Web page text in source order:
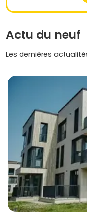
Actu du neuf
Les dernières